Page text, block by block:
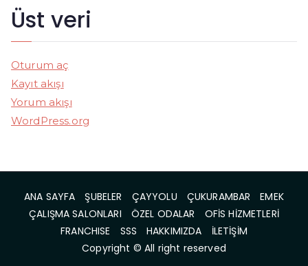
Üst veri
Oturum aç
Kayıt akışı
Yorum akışı
WordPress.org
ANA SAYFA ŞUBELER ÇAYYOLU ÇUKURAMBAR
EMEK
ÇALIŞMA SALONLARI
ÖZEL ODALAR
OFİS HİZMETLERİ
FRANCHISE
SSS HAKKIMIZDA
İLETİŞİM
Copyright © All right reserved